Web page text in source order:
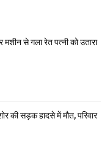
मशीन से गला रेत पत्नी को उतारा
की सड़क हादसे में मौत, परिवार